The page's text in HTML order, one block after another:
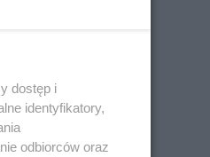
dostęp i
identyfikatory,
odbiorców oraz